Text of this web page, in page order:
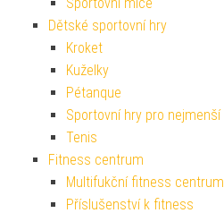
Dětské sportovní hry
Kroket
Kuželky
Pétanque
Sportovní hry pro nejmenší
Tenis
Fitness centrum
Multifukční fitness centrum
Příslušenství k fitness